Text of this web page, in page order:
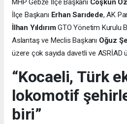
MHP Gebze İlçe Başkanı Coşkun
İlçe Başkanı Erhan Sarıdede, AK
İlhan YıldırımGTO Yönetim Kurulu
Aslantaş ve Meclis Başkanı Oğuz
üzere çok sayıda davetli ve ASRİAD
“Kocaeli, Türk
lokomotif
biri”